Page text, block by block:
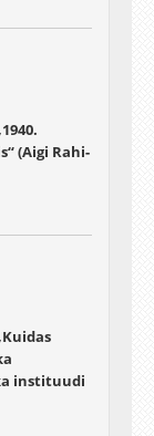
(Aigi Rahi-
instituudi